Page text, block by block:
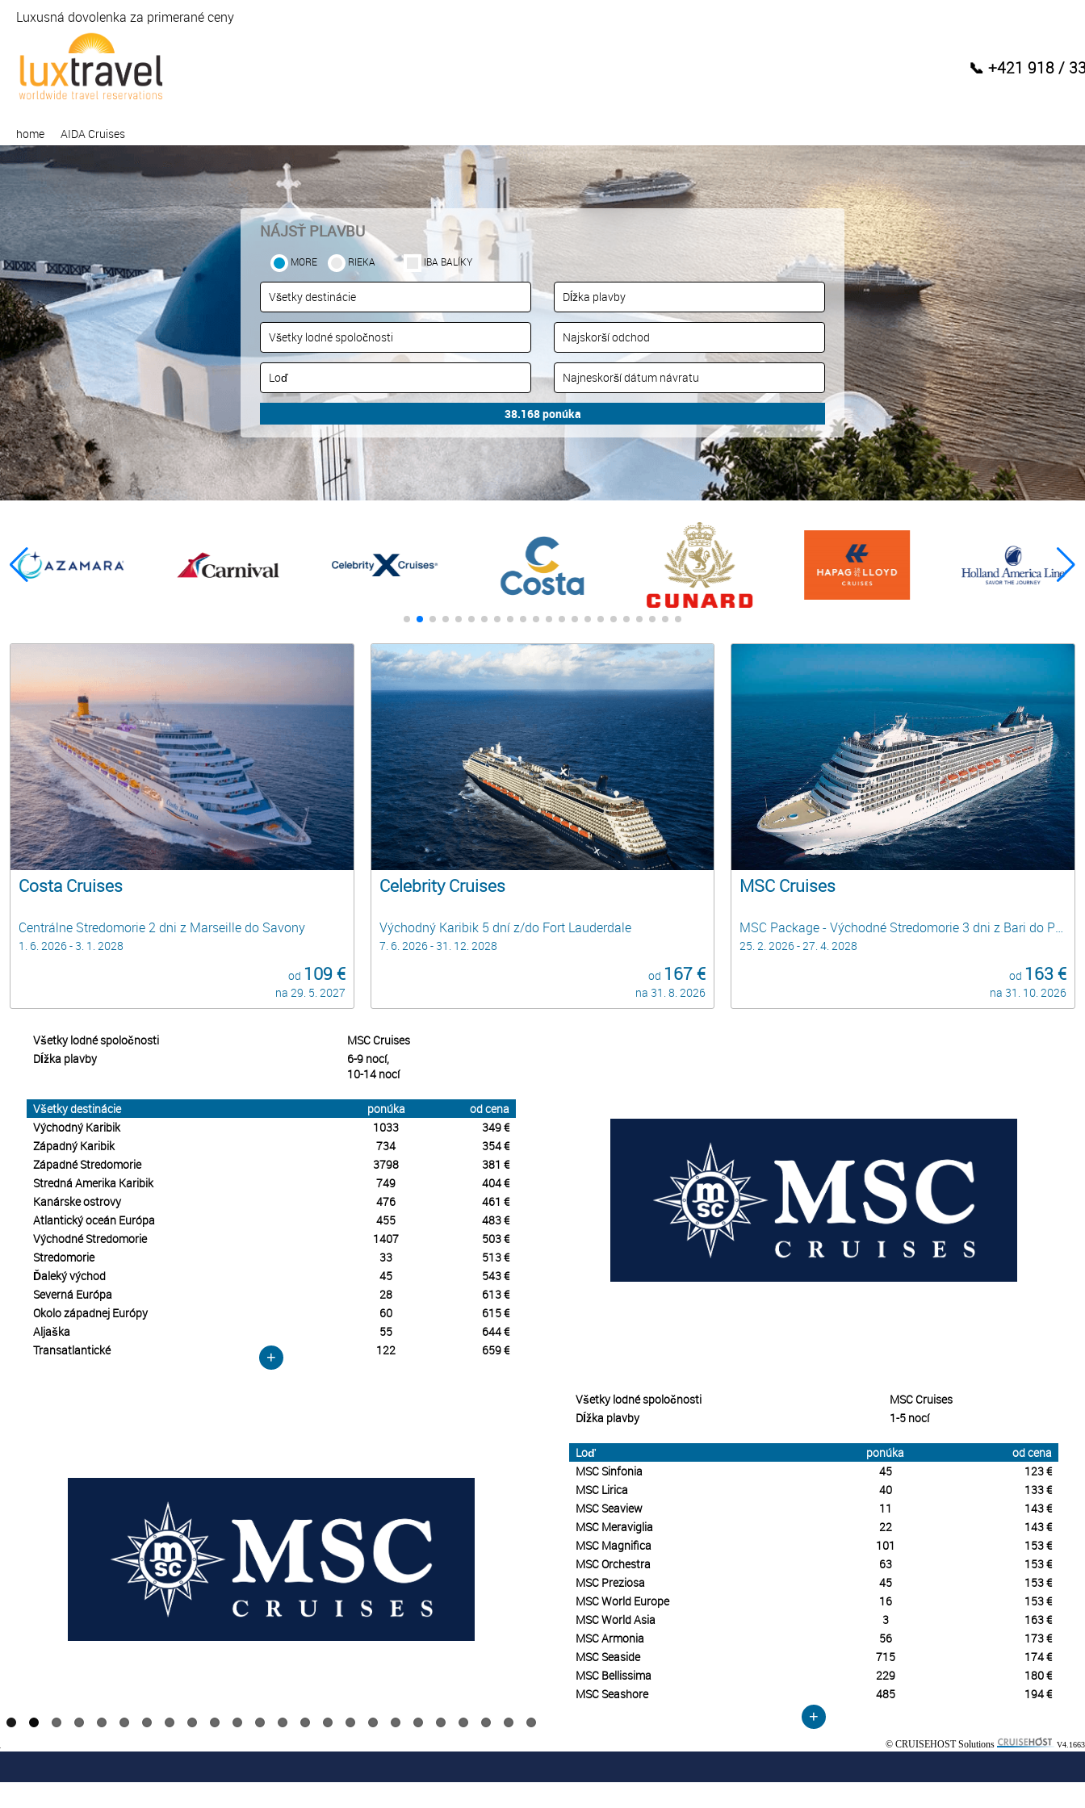
home AIDA Cruises
📞 +421 918 /
Luxusná dovolenka za primerané ceny
NÁJSŤ PLAVBU
MORE RIEKA IBA BALÍKY
Costa Cruises
Centrálne Stredomorie 2 dni z Marseille do Savony
1. 6. 2026 - 3. 1. 2028
od 109 €
na 29. 5. 2027
Celebrity Cruises
Východný Karibik 5 dní z/do Fort Lauderdale
7. 6. 2026 - 31. 12. 2028
od 167 €
na 31. 8. 2026
MSC Cruises
MSC Package - Východné Stredomorie 3 dni z Bari do Pirea, Atén - HOLIDAY BREAKS
25. 2. 2026 - 27. 4. 2028
od 163 €
na 31. 10. 2026
Všetky lodné spoločnosti
MSC Cruises
Dĺžka plavby
6-9 nocí,
10-14 nocí
Všetky destinácie ponúka
od cena
Východný Karibik
1033
349 €
Západný Karibik
734
354 €
Západné Stredomorie
3798
381 €
Stredná Amerika Karibik
749
404 €
Kanárske ostrovy
476
461 €
Atlantický oceán Európa
455
483 €
Východné Stredomorie
1407
503 €
Stredomorie
33
513 €
Ďaleký východ
45
543 €
Severná Európa
28
613 €
Okolo západnej Európy
60
615 €
Aljaška
55
644 €
Transatlantické
122 659 €
+
Všetky lodné spoločnosti
MSC Cruises
Dĺžka plavby
1-5 nocí
Loď ponúka
od cena
MSC Sinfonia
45
123 €
MSC Lirica
40
133 €
MSC Seaview
11
143 €
MSC Meraviglia
22
143 €
MSC Magnifica
101
153 €
MSC Orchestra
63
153 €
MSC Preziosa
45
153 €
MSC World Europe
16
153 €
MSC World Asia
3
163 €
MSC Armonia
56
173 €
MSC Seaside
715
174 €
MSC Bellissima
229
180 €
MSC Seashore
485 194 €
+
© CRUISEHOST Solutions V4.1663